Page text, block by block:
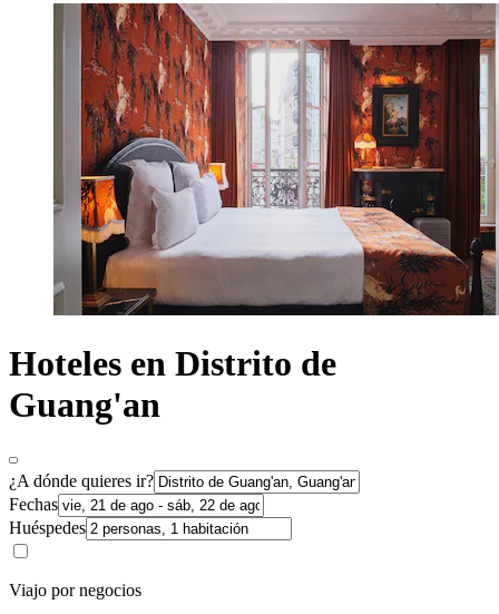
Hoteles en Distrito de
Guang'an
¿A dónde quieres ir?
Fechas
Huéspedes
Viajo por negocios